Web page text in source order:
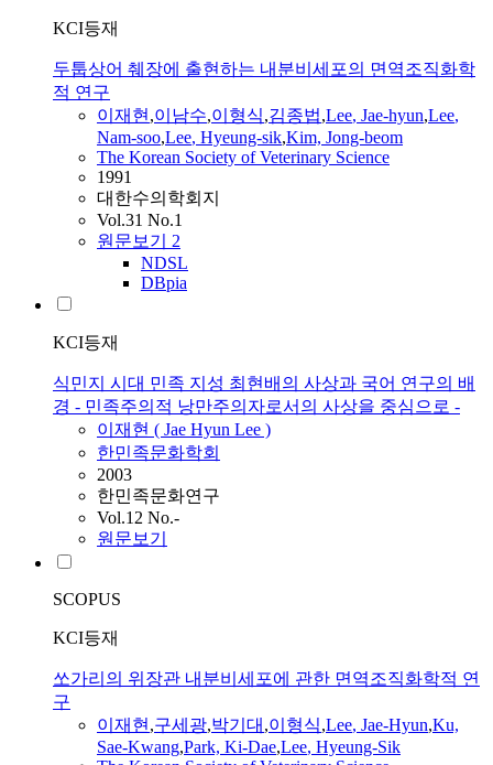
KCI등재
두툽상어 췌장에 출현하는 내분비세포의 면역조직화학
적 연구
이재현,이남수,이형식,김종법,Lee, Jae-hyun,Lee,
Nam-soo,Lee, Hyeung-sik,Kim, Jong-beom
The Korean Society of Veterinary Science
1991
대한수의학회지
Vol.31 No.1
원문보기 2
NDSL
DBpia
KCI등재
식민지 시대 민족 지성 최현배의 사상과 국어 연구의 배
경 - 민족주의적 낭만주의자로서의 사상을 중심으로 -
이재현 ( Jae Hyun Lee )
한민족문화학회
2003
한민족문화연구
Vol.12 No.-
원문보기
SCOPUS
KCI등재
쏘가리의 위장관 내분비세포에 관한 면역조직화학적 연
구
이재현,구세광,박기대 ,이형식,Lee, Jae-Hyun,Ku,
Sae-Kwang,Park, Ki-Dae,Lee, Hyeung-Sik